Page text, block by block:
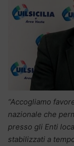
“Accogliamo
nazionale che
presso gli Enti
stabilizzati a